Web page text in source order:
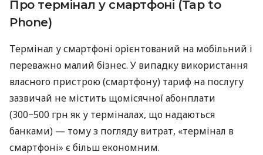
Про термінал у смартфоні (Tap to
Phone)
Термінал у смартфоні орієнтований на мобільний і
переважно малий бізнес. У випадку використання
власного пристрою (смартфону) тариф на послугу
зазвичай не містить щомісячної абонплати
(300−500 грн як у терміналах, що надаються
банками) — тому з погляду витрат, «термінал в
смартфоні» є більш економним.